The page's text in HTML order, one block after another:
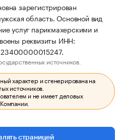
зарегистрирован
область. Основной вид
услуг парикмахерскими и
реквизиты ИНН:
источников.
характер и сгенерирована на
источников.
и не имеет деловых
страницей